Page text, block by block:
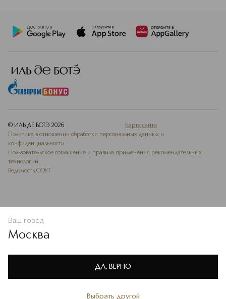
Политике конфиденциальности
В КОРЗИНУ
© ИЛЬ ДЕ БОТЭ 2026
Карта сайта
Политика в отношении обработки персональных данных и
конфиденциальности
Пользовательское соглашение и правила применения рекомендательных
технологий
Ведомость СОУТ
Ваш город
Москва
Выбрать другой
ДА, ВЕРНО